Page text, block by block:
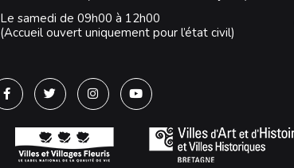
Le samedi de 09h00 à 12h00
(Accueil ouvert uniquement pour l’état civil)
Lien vers le compte Facebook
Lien vers le compte Twitter
Lien vers le compte Instagram
Lien vers la chaîne Youtube